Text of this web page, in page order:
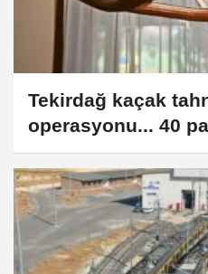
Tekirdağ kaçak
operasyonu... 40